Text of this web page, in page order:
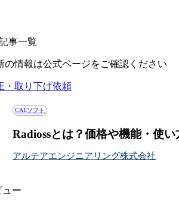
事一覧
の情報は公式ページをご確認ください
・取り下げ依頼
CAEソフト
Radiossとは？価格や機能・使
アルテアエンジニアリング株式会社
ュー